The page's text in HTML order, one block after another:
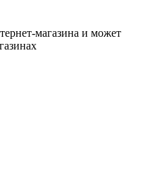
магазина и может